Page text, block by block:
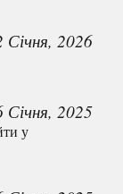
Січня, 2026
Січня, 2025
у